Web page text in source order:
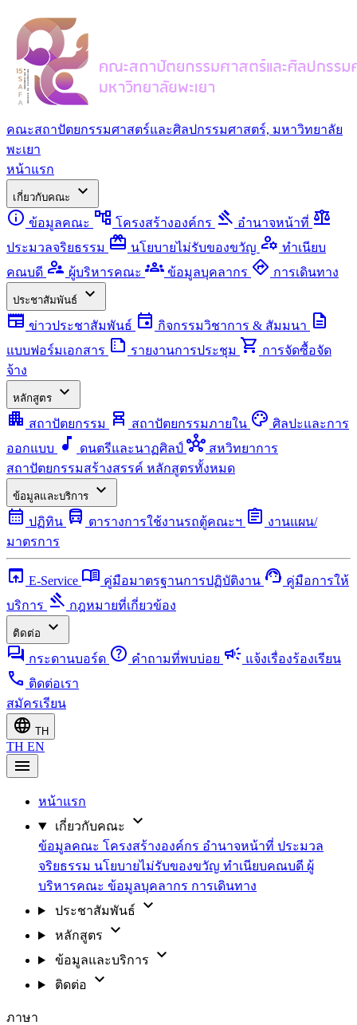
คณะสถาปัตยกรรมศาสตร์และศิลปกรรมศาสตร์, มหาวิทยาลัย
พะเยา
หน้าแรก
เกี่ยวกับคณะ
expand_more
info ข้อมูลคณะ account_tree โครงสร้างองค์กร gavel อำนาจหน้าที่ balance
ประมวลจริยธรรม redeem นโยบายไม่รับของขวัญ manage_accounts ทำเนียบ
คณบดี supervisor_account ผู้บริหารคณะ groups ข้อมูลบุคลากร directions การเดินทาง
ประชาสัมพันธ์
expand_more
newspaper ข่าวประชาสัมพันธ์ event กิจกรรมวิชาการ & สัมมนา description
แบบฟอร์มเอกสาร summarize รายงานการประชุม shopping_cart การจัดซื้อจัด
จ้าง
หลักสูตร
expand_more
apartment สถาปัตยกรรม chair_alt สถาปัตยกรรมภายใน palette ศิลปะและการ
ออกแบบ
music_note ดนตรีและนาฏศิลป์ hub สหวิทยาการ
สถาปัตยกรรมสร้างสรรค์ หลักสูตรทั้งหมด
ข้อมูลและบริการ
expand_more
calendar_month ปฏิทิน directions_bus ตารางการใช้งานรถตู้คณะฯ assignment งานแผน/
มาตรการ
open_in_browser E-Service menu_book คู่มือมาตรฐานการปฏิบัติงาน support_agent คู่มือการให้
บริการ gavel กฎหมายที่เกี่ยวข้อง
ติดต่อ
expand_more
forum กระดานบอร์ด help คำถามที่พบบ่อย campaign แจ้งเรื่องร้องเรียน
call ติดต่อเรา
สมัครเรียน
language TH
TH EN
menu
หน้าแรก
เกี่ยวกับคณะ
expand_more
ข้อมูลคณะ โครงสร้างองค์กร อำนาจหน้าที่ ประมวล
จริยธรรม นโยบายไม่รับของขวัญ ทำเนียบคณบดี ผู้
บริหารคณะ ข้อมูลบุคลากร การเดินทาง
ประชาสัมพันธ์
expand_more
หลักสูตร expand_more
ข้อมูลและบริการ expand_more
ติดต่อ expand_more
ภาษา